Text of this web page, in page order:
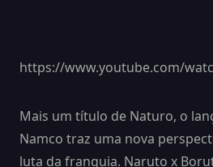
https://www.youtube.com/
Mais um título de Naturo, o
Namco traz uma nova
luta da franquia. Naruto x